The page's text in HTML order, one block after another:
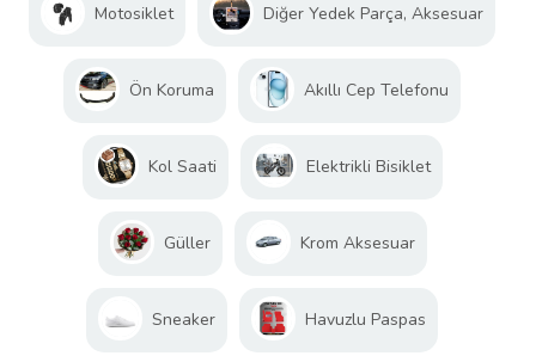
Motosiklet Diğer Yedek Parça, Aksesuar
Ön Koruma Akıllı Cep Telefonu
Kol Saati Elektrikli Bisiklet
Güller Krom Aksesuar
Sneaker Havuzlu Paspas